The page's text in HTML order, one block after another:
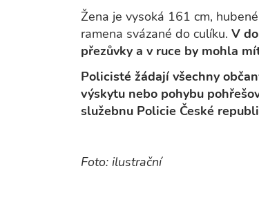
Žena je vysoká 161 cm,
ramena svázané do culíku. V
přezůvky a v ruce by mohla
Policisté žádají všechny
výskytu nebo pohybu
služebnu Policie České
Foto: ilustrační